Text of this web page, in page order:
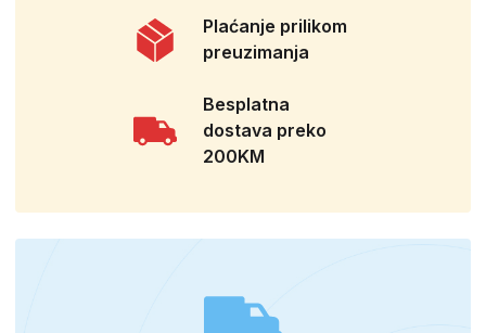
Plaćanje prilikom
preuzimanja
Besplatna
dostava preko
200KM